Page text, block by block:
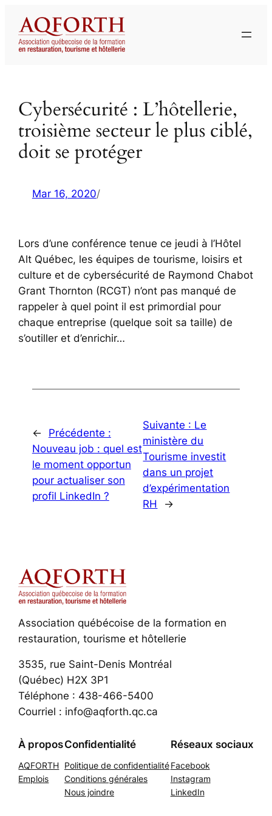
contenu
Cybersécurité : L’hôtellerie,
troisième secteur le plus ciblé,
doit se protéger
Mar 16, 2020/
Lors d’une conférence tenue ce jeudi à l’Hôtel
Alt Québec, les équipes de tourisme, loisirs et
culture et de cybersécurité de Raymond Chabot
Grant Thornton (RCGT) n’ont pas manqué de
rappeler à quel point il est primordial pour
chaque entreprise (quelque soit sa taille) de
s’outiller et d’enrichir…
←
Précédente :
Nouveau job : quel est
le moment opportun
pour actualiser son
profil LinkedIn ?
Suivante : Le
ministère du
Tourisme investit
dans un projet
d’expérimentation
RH
→
Association québécoise de la formation en
restauration, tourisme et hôtellerie
3535, rue Saint-Denis Montréal
(Québec) H2X 3P1
Téléphone : 438-466-5400
Courriel : info@aqforth.qc.ca
À propos
AQFORTH
Emplois
Confidentialité
Politique de confidentialité
Conditions générales
Nous joindre
Réseaux sociaux
Facebook
Instagram
LinkedIn